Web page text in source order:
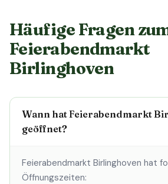
Häufige Fragen
Feierabendmarkt
Birlinghoven
Wann hat Feierabendmarkt
geöffnet?
Feierabendmarkt Birlinghoven hat
Öffnungszeiten: